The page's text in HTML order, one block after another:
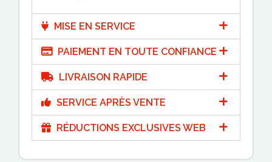
MISE EN SERVICE
PAIEMENT EN TOUTE CONFIANCE
LIVRAISON RAPIDE
SERVICE APRÈS VENTE
RÉDUCTIONS EXCLUSIVES WEB